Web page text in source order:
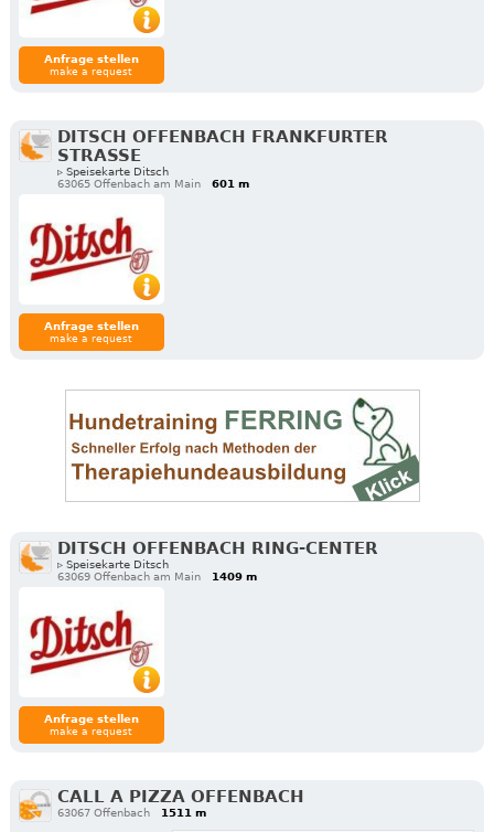
Anfrage stellen
make a request
DITSCH OFFENBACH FRANKFURTER
STRASSE
▹ Speisekarte Ditsch
63065 Offenbach am Main
601 m
Anfrage stellen
make a request
DITSCH OFFENBACH RING-CENTER
▹ Speisekarte Ditsch
63069 Offenbach am Main
1409 m
Anfrage stellen
make a request
CALL A PIZZA OFFENBACH
63067 Offenbach 1511 m